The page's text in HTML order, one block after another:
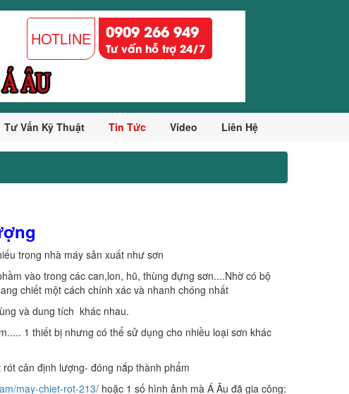
HOTLINE 0909 266 949
Tư vấn hỗ trợ 24/7
Tư Vấn Kỹ Thuật Tin Tức Video Liên Hệ
trong nhà máy sản xuất như sơn
vào trong các can,lon, hũ, thùng đựng sơn....Nhờ có bộ
chiết một cách chính xác và nhanh chóng nhất
và dung tích khác nhau.
1 thiết bị nhưng có thể sử dụng cho nhiều loại sơn khác
cân định lượng- đóng nắp thành phẩm
may-chiet-rot-213/ hoặc 1 số hình ảnh mà Á Âu đã gia công: